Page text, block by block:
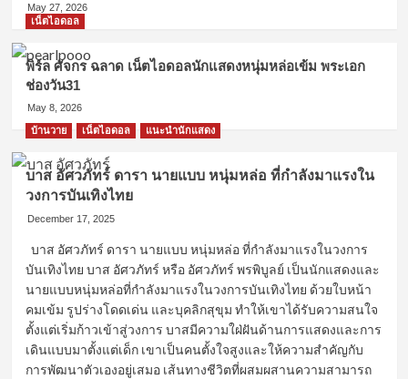
May 27, 2026
เน็ตไอดอล
พิร์ล ศัจกร ฉลาด เน็ตไอดอลนักแสดงหนุ่มหล่อเข้ม พระเอก
ช่องวัน31
May 8, 2026
บ้านวาย เน็ตไอดอล แนะนำนักแสดง
บาส อัศวภัทร์ ดารา นายแบบ หนุ่มหล่อ ที่กำลังมาแรงใน
วงการบันเทิงไทย
December 17, 2025
บาส อัศวภัทร์ ดารา นายแบบ หนุ่มหล่อ ที่กำลังมาแรงในวงการ
บันเทิงไทย บาส อัศวภัทร์ หรือ อัศวภัทร์ พรพิบูลย์ เป็นนักแสดงและ
นายแบบหนุ่มหล่อที่กำลังมาแรงในวงการบันเทิงไทย ด้วยใบหน้า
คมเข้ม รูปร่างโดดเด่น และบุคลิกสุขุม ทำให้เขาได้รับความสนใจ
ตั้งแต่เริ่มก้าวเข้าสู่วงการ บาสมีความใฝ่ฝันด้านการแสดงและการ
เดินแบบมาตั้งแต่เด็ก เขาเป็นคนตั้งใจสูงและให้ความสำคัญกับ
การพัฒนาตัวเองอยู่เสมอ เส้นทางชีวิตที่ผสมผสานความสามารถ